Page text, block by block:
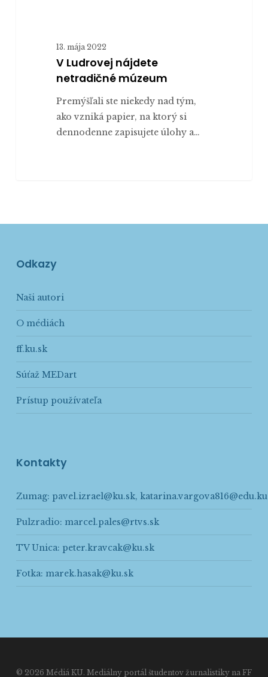
13. mája 2022
V Ludrovej nájdete
netradičné múzeum
Premýšľali ste niekedy nad tým,
ako vzniká papier, na ktorý si
dennodenne zapisujete úlohy a…
Odkazy
Naši autori
O médiách
ff.ku.sk
Súťaž MEDart
Prístup používateľa
Kontakty
Zumag: pavel.izrael@ku.sk,
Pulzradio: marcel.pales@rtvs.sk
TV Unica: peter.kravcak@ku.sk
Fotka: marek.hasak@ku.sk
© 2026 Médiá KU. Mediálny portál študentov žurnalistiky na FF